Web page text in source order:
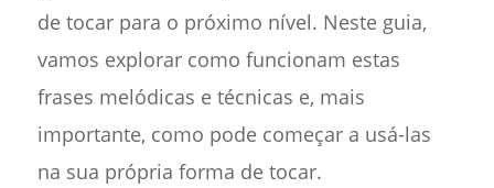
de tocar para o próximo nível. Neste guia,
vamos explorar como funcionam estas
frases melódicas e técnicas e, mais
importante, como pode começar a usá-las
na sua própria forma de tocar.